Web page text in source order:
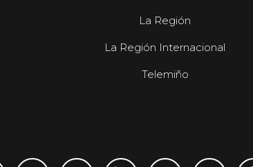
La Región
La Región Internacional
Telemiño